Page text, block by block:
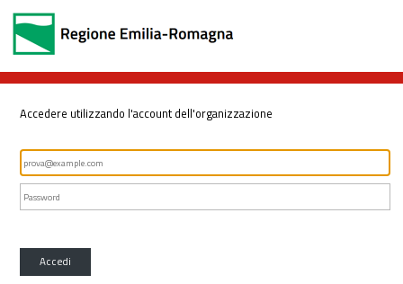
Accedere utilizzando l'account dell'organizzazione
Accedi